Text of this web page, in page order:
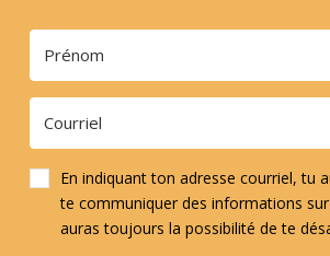
En indiquant ton adresse courriel, tu
te communiquer des informations
auras toujours la possibilité de te